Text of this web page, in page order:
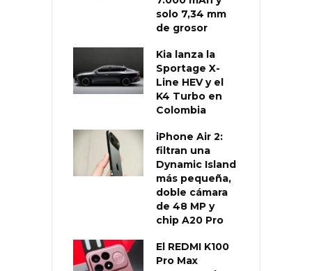
solo 7,34 mm
de grosor
Kia lanza la
Sportage X-
Line HEV y el
K4 Turbo en
Colombia
iPhone Air 2:
filtran una
Dynamic Island
más pequeña,
doble cámara
de 48 MP y
chip A20 Pro
El REDMI K100
Pro Max